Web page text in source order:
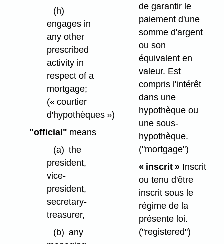
(h)
engages in
any other
prescribed
activity in
respect of a
mortgage;
(« courtier
d'hypothèques »)
"official" means
(a) the
president,
vice-
president,
secretary-
treasurer,
(b) any
de garantir le
paiement d'une
somme d'argent
ou son
équivalent en
valeur. Est
compris l'intérêt
dans une
hypothèque ou
une sous-
hypothèque.
("mortgage")
« inscrit »Inscrit
ou tenu d'être
inscrit sous le
régime de la
présente loi.
("registered")